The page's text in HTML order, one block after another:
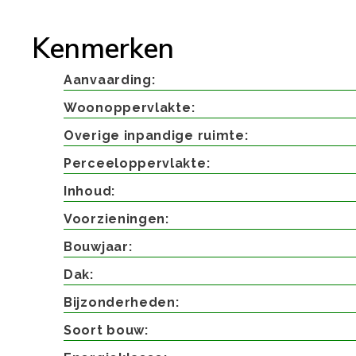
Kenmerken
Aanvaarding
Woonoppervlakte
Overige inpandige ruimte
Perceeloppervlakte
Inhoud
Voorzieningen
Bouwjaar
Dak
Bijzonderheden
Soort bouw